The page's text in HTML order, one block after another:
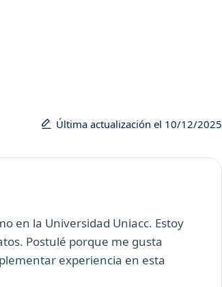
Última actualización el 10/12/2025
en la Universidad Uniacc. Estoy
Postulé porque me gusta
experiencia en esta